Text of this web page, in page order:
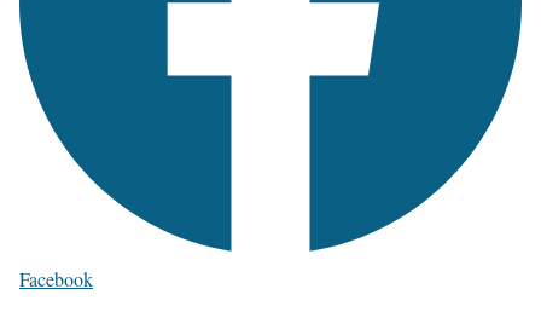
Facebook